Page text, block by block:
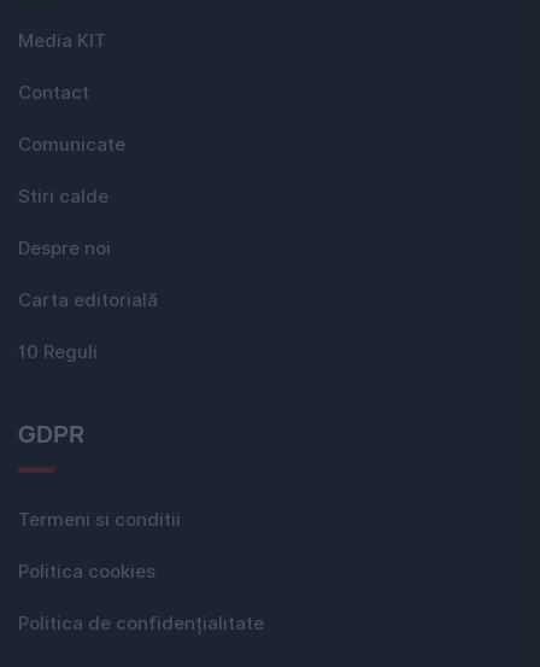
Media KIT
Contact
Comunicate
Stiri calde
Despre noi
Carta editorială
10 Reguli
GDPR
Termeni si conditii
Politica cookies
Politica de confidențialitate